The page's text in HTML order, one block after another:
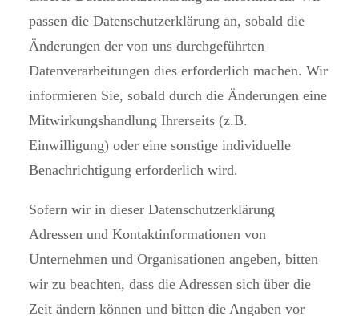
passen die Datenschutzerklärung an, sobald die
Änderungen der von uns durchgeführten
Datenverarbeitungen dies erforderlich machen. Wir
informieren Sie, sobald durch die Änderungen eine
Mitwirkungshandlung Ihrerseits (z.B.
Einwilligung) oder eine sonstige individuelle
Benachrichtigung erforderlich wird.
Sofern wir in dieser Datenschutzerklärung
Adressen und Kontaktinformationen von
Unternehmen und Organisationen angeben, bitten
wir zu beachten, dass die Adressen sich über die
Zeit ändern können und bitten die Angaben vor